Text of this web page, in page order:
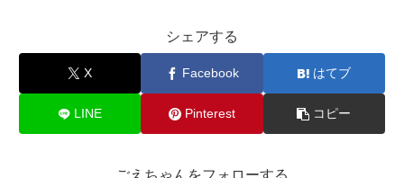
シェアする
X Facebook はてブ
LINE Pinterest コピー